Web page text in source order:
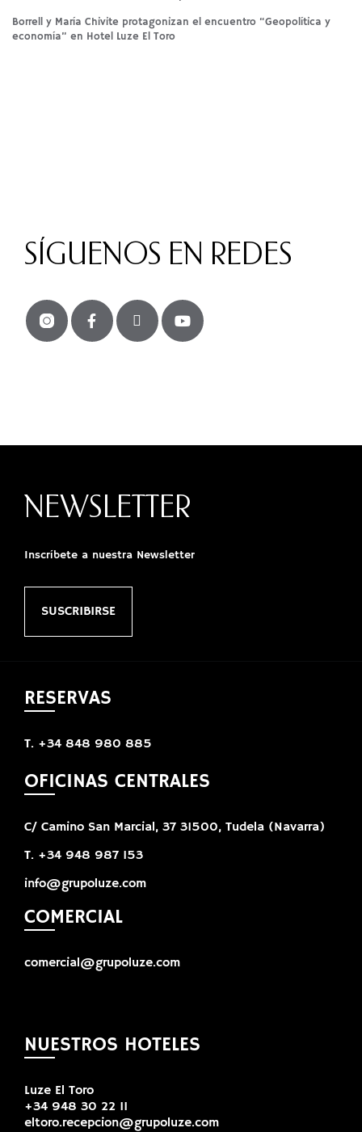
Borrell y María Chivite protagonizan el encuentro “Geopolítica y
economía” en Hotel Luze El Toro
SÍGUENOS EN REDES
NEWSLETTER
Inscríbete a nuestra Newsletter
SUSCRIBIRSE
RESERVAS
T. +34 848 980 885
OFICINAS CENTRALES
C/ Camino San Marcial, 37 31500, Tudela (Navarra)
T. +34 948 987 153
info@grupoluze.com
COMERCIAL
comercial@grupoluze.com
NUESTROS HOTELES
Luze El Toro
+34 948 30 22 11
eltoro.recepcion@grupoluze.com